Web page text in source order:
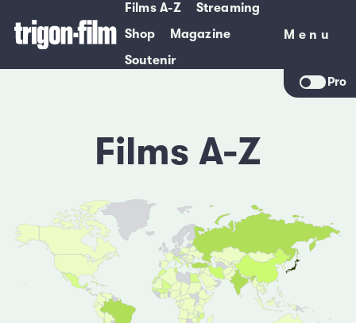
Films A-Z
Streaming
Shop
Magazine
Soutenir
Menu
Menu
Pro
Films A-Z